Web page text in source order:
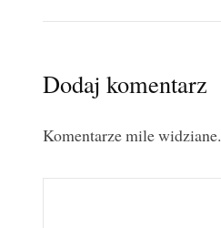
Dodaj komentarz
Komentarze mile widziane.